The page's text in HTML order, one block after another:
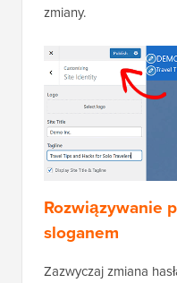
zmiany.
Rozwiązywanie
sloganem
Zazwyczaj zmiana